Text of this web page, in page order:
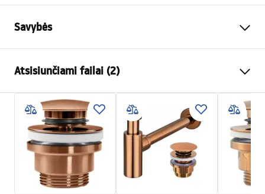
Savybės
Medžiaga
Spalva
Akmens imitacija
Apdaila
Blizgus
Ilgis
625mm
Plotis
360
Aukštis
Atsisiunčiami failai (2)
Surinkimo instrukcijos
Basin.pdf
Garantijos sąlygos
Warranty_Terms_and_Conditions_Basins_-_5.pdf